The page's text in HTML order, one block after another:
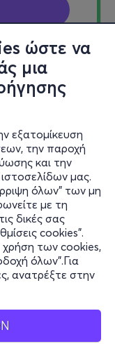
ώστε να
μια
εξατομίκευση
την παροχή
και την
μας.
όλων" των μη
με τη
δικές σας
cookies".
χρήση των cookies,
όλων".Για
ανατρέξτε στην
Kassovitz
27